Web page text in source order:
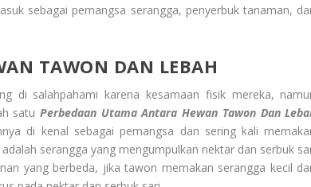
sebagai pemangsa serangga, penyerbuk tanaman,
TAWON DAN LEBAH
di salahpahami karena kesamaan fisik mereka,
satuPerbedaan Utama Antara Hewan Tawon Dan
di kenal sebagai pemangsa dan sering kali
serangga yang mengumpulkan nektar dan serbuk
yang berbeda, jika tawon memakan serangga kecil